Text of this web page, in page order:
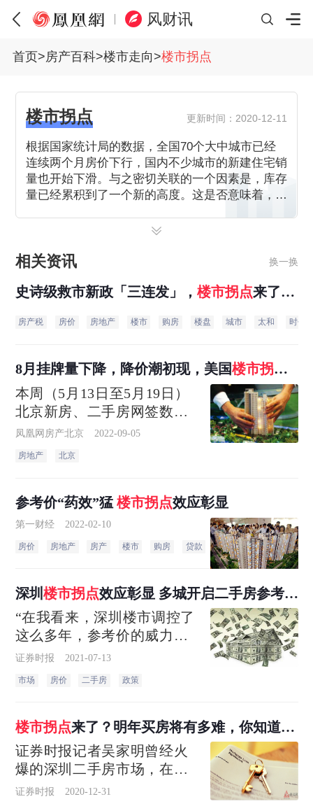
风财讯
首页>房产百科>楼市走向 >楼市拐点
楼市拐点 更新时间：2020-12-11
根据国家统计局的数据，全国70个大中城市已经
连续两个月房价下行，国内不少城市的新建住宅销
量也开始下滑。与之密切关联的一个因素是，库存
量已经累积到了一个新的高度。这是否意味着，中
相关资讯 换一换
史诗级救市新政「三连发」， 楼市拐点来了？
房产税 房价 房地产 楼市 购房 楼盘 城市 太和 时代
8月挂牌量下降，降价潮初现，美国楼市拐点
已现？
本周（5月13日至5月19日）
北京新房、二手房网签数据
均呈下降趋势。具体来看，
新房住宅网签套数环比下降
凤凰网房产北京 2022-09-05
房地产 北京
参考价“药效”猛 楼市拐点效应彰显
第一财经 2022-02-10
房价 房地产 房产 楼市 购房 贷款 城市 第一 硅谷
深圳 楼市拐点效应彰显 多城开启二手房参考价
时代
“在我看来，深圳楼市调控了
这么多年，参考价的威力最
猛。”资深房产中介罗华（化
并发布了全市3595个小区的
指导价。转眼间，一年的时
间过去了
证券时报 2021-07-13
市场 房价 二手房 政策
楼市拐点来了？明年买房将有多难，你知道
吗？
证券时报记者吴家明曾经火
爆的深圳二手房市场，在二
手房参考价推出后迅速降
证券时报 2020-12-31